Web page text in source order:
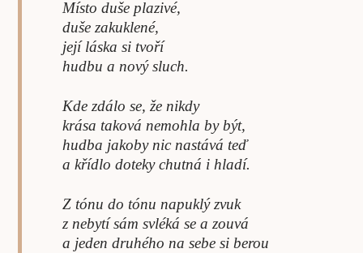
Místo duše plazivé,
duše zakuklené,
její láska si tvoří
hudbu a nový sluch.
Kde zdálo se, že nikdy
krása taková nemohla by být,
hudba jakoby nic nastává teď
a křídlo doteky chutná i hladí.
Z tónu do tónu napuklý zvuk
z nebytí sám svléká se a zouvá
a jeden druhého na sebe si berou